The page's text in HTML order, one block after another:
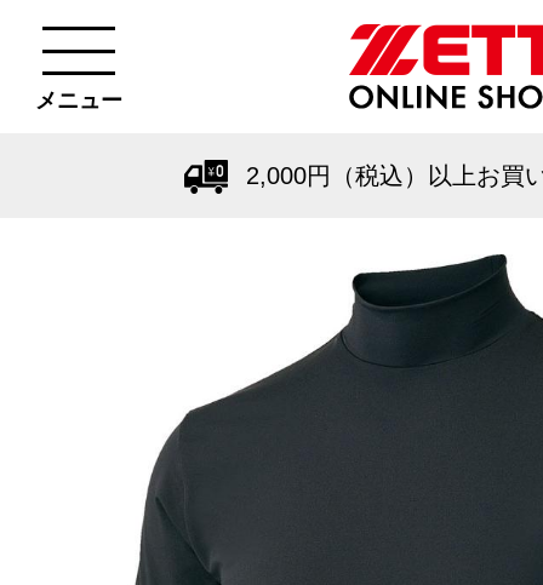
メニュー
2,000円（税込）以上お買